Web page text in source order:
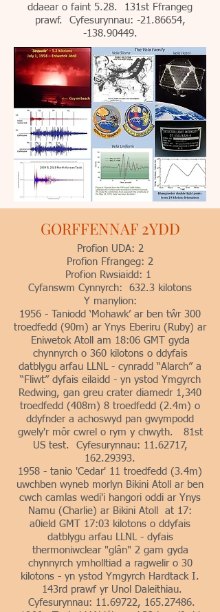
ddaear o faint 5.28. 131st Ffrangeg
prawf. Cyfesurynnau: -21.86654,
-138.90449.
GORFFENNAF 2YDD
Profion UDA: 2
Profion Ffrangeg: 2
Profion Rwsiaidd: 1
Cyfanswm Cynnyrch: 632.3 kilotons
Y manylion:
1956 - Taniodd ‘Mohawk’ ar ben tŵr 300
troedfedd (90m) ar Ynys Eberiru (Ruby) ar
Eniwetok Atoll am 18:06 GMT gyda
chynnyrch o 360 kilotons o ddyfais
datblygu arfau LLNL - cynradd “Alarch” a
“Fliwt” dyfais eilaidd - yn ystod Ymgyrch
Redwing, gan greu crater diamedr 1,340
troedfedd (408m) 8 troedfedd (2.4m) o
ddyfnder a achoswyd pan gwympodd
gwely'r môr cwrel o rym y chwyth. 81st
US test. Cyfesurynnau: 11.62717,
162.29393.
1958 - tanio 'Cedar' 11 troedfedd (3.4m)
uwchben wyneb morlyn Bikini Atoll ar ben
cwch camlas wedi'i hangori oddi ar Ynys
Namu (Charlie) ar Bikini Atoll at 17:
a0ield GMT 17:03 kilotons o ddyfais
datblygu arfau LLNL - dyfais
thermoniwclear "glân" 2 gam gyda
chynnyrch ymholltiad a ragwelir o 30
kilotons - yn ystod Ymgyrch Hardtack I.
143rd prawf yr Unol Daleithiau.
Cyfesurynnau: 11.69722, 165.27486.